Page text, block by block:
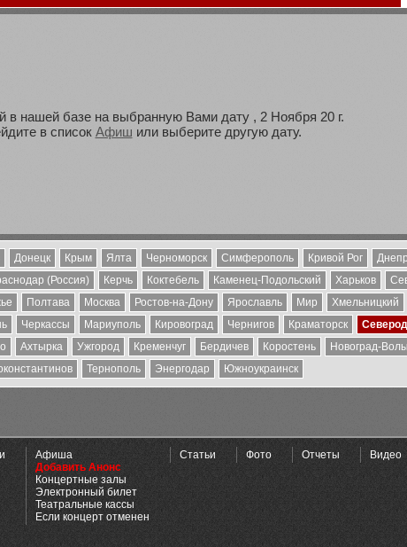
в нашей базе на выбранную Вами дату , 2 Ноября 20 г.
в список Афиш или выберите другую дату.
Донецк Крым Ялта Черноморск Симферополь Кривой Рог
(Россия) Керчь Коктебель Каменец-Подольский Харьков
Полтава Москва Ростов-на-Дону Ярославль Мир Хмельницкий
Черкассы Мариуполь Кировоград Чернигов Краматорск
Ахтырка Ужгород Кременчуг Бердичев Коростень
Новоград-
Тернополь Энергодар Южноукраинск
Афиша
Добавить Анонс
Концертные залы
Электронный билет
Театральные кассы
Если концерт отменен
Статьи Фото Отчеты Видео